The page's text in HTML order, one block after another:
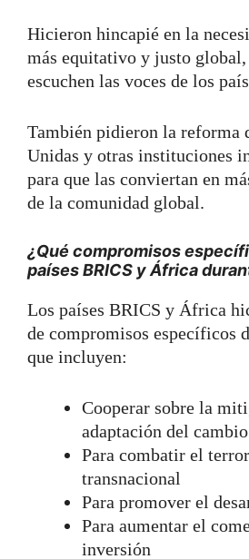
Hicieron hincapié en la
más equitativo y justo global,
escuchen las voces de los
También pidieron la reforma
Unidas y otras instituciones
para que las conviertan en
de la comunidad global.
¿Qué compromisos
países BRICS y África
Los países BRICS y África
de compromisos específicos
que incluyen:
Cooperar sobre la
adaptación del
Para combatir el
transnacional
Para promover el
Para aumentar el
inversión